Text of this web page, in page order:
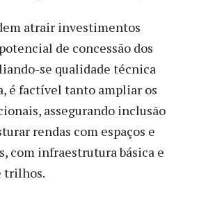
atrair investimentos
de concessão dos
se qualidade técnica
é factível tanto ampliar os
assegurando inclusão
rendas com espaços e
com infraestrutura básica e
trilhos.